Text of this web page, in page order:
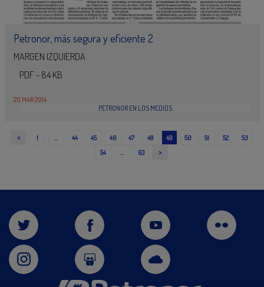
Petronor, más segura y eficiente 2
MARGEN IZQUIERDA
PDF - 84 KB
20 MAR 2014
PETRONOR EN LOS MEDIOS
< 1 … 44 45 46 47 48 49 50 51 52
53
54
… 63 >